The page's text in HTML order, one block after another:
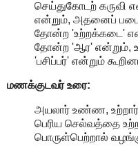
செய்துகோடற் கருவி
என்றும், அதனைப்
தோன்ற 'உற்றக்கடை'
தோன்ற 'ஆர' என்றும்,
'பசிப்பர்' என்றும்
மணக்குடவர் உரை:
அயலார் உண்ண, உற்றார்
பெரிய செல்வத்தை
பொருள்பெற்றால்